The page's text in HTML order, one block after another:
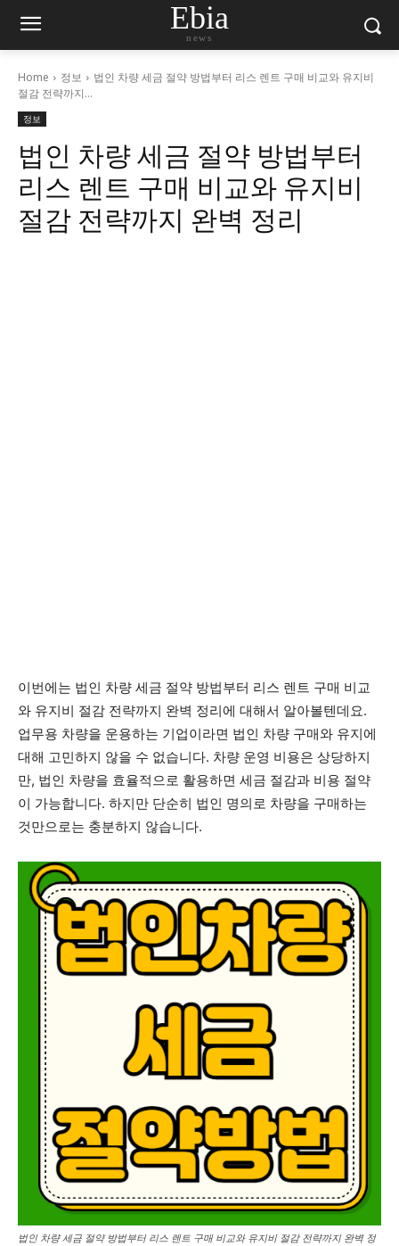
Ebia
news
Home 정보
법인 차량 세금 절약 방법부터 리스 렌트 구매 비교와 유지비
절감 전략까지...
정보
법인 차량 세금 절약 방법부터
리스 렌트 구매 비교와 유지비
절감 전략까지 완벽 정리
이번에는 법인 차량 세금 절약 방법부터 리스 렌트 구매 비교
와 유지비 절감 전략까지 완벽 정리에 대해서 알아볼텐데요.
업무용 차량을 운용하는 기업이라면 법인 차량 구매와 유지에
대해 고민하지 않을 수 없습니다. 차량 운영 비용은 상당하지
만, 법인 차량을 효율적으로 활용하면 세금 절감과 비용 절약
이 가능합니다. 하지만 단순히 법인 명의로 차량을 구매하는
것만으로는 충분하지 않습니다.
법인 차량 세금 절약 방법부터 리스 렌트 구매 비교와 유지비 절감 전략까지 완벽 정